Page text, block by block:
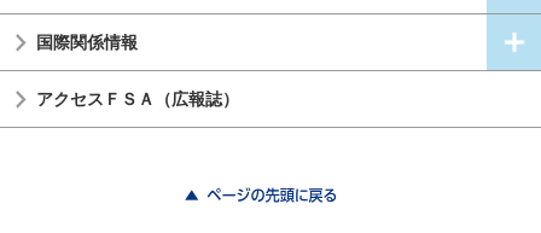
国際関係情報
アクセスＦＳＡ（広報誌）